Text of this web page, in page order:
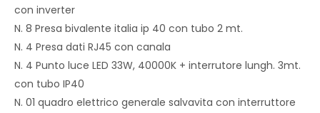
con inverter
N. 8 Presa bivalente italia ip 40 con tubo 2 mt.
N. 4 Presa dati RJ45 con canala
N. 4 Punto luce LED 33W, 40000K + interrutore lungh. 3mt.
con tubo IP40
N. 01 quadro elettrico generale salvavita con interruttore